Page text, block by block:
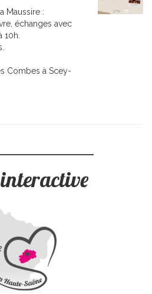
Maussire :
échanges avec
10h.
Combes à Scey-